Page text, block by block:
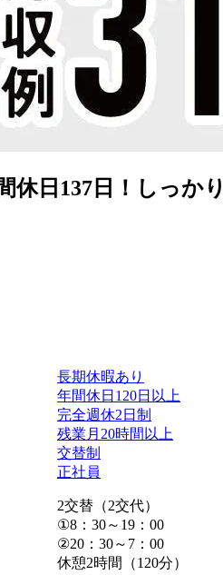
休日137日！しっ
長期休暇あり
年間休日120日以上
完全週休2日制
残業月20時間以上
交替制
正社員
2交替（2交代）
①8：30～19：00
②20：30～7：00
休憩2時間（120分）